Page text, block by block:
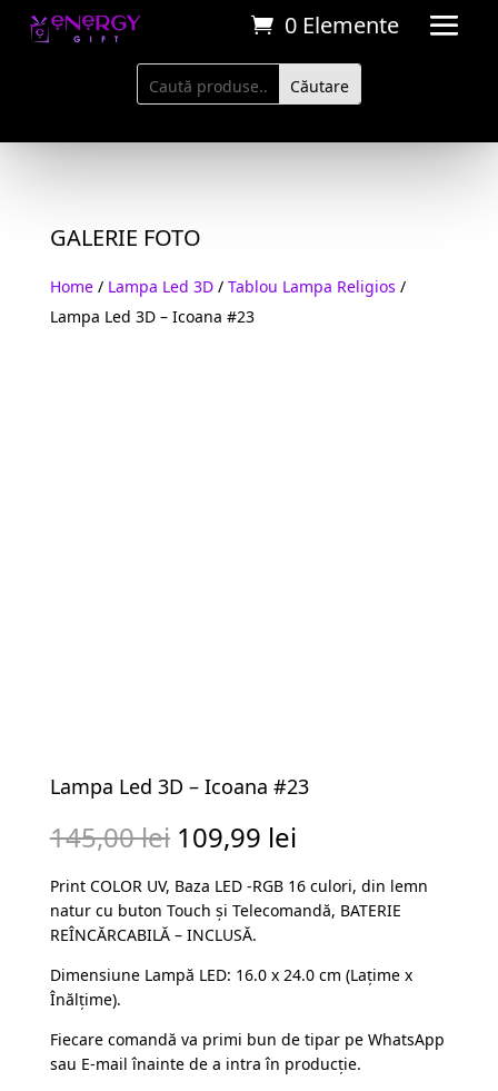
0 Elemente
GALERIE FOTO
Home/ Lampa Led 3D/ Tablou Lampa Religios /
Lampa Led 3D – Icoana #23
Lampa Led 3D – Icoana #23
145,00lei Prețul
a
fost:
109,99 leiPrețul
este:
109,99 lei.
Print COLOR UV, Baza LED -RGB 16 culori, din lemn
natur cu buton Touch și Telecomandă, BATERIE
REÎNCĂRCABILĂ – INCLUSĂ.
Dimensiune Lampă LED: 16.0 x 24.0 cm (Lațime x
Înălțime).
Fiecare comandă va primi bun de tipar pe WhatsApp
sau E-mail înainte de a intra în producție.